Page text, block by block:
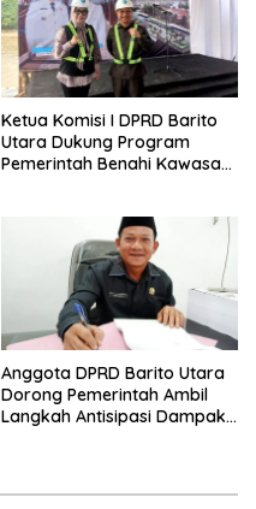
Ketua Komisi I DPRD Barito
Utara Dukung Program
Pemerintah Benahi Kawasan
Anggota DPRD Barito Utara
Dorong Pemerintah Ambil
Langkah Antisipasi Dampak